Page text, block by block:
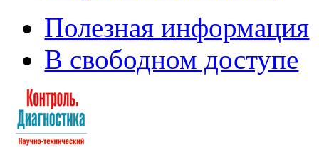
Полезная информация
В свободном доступе